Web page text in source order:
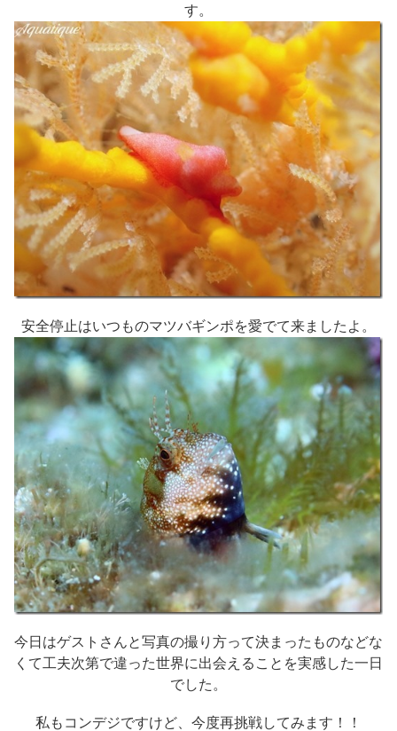
す。
安全停止はいつものマツバギンポを愛でて来ましたよ。
今日はゲストさんと写真の撮り方って決まったものなどな
くて工夫次第で違った世界に出会えることを実感した一日
でした。
私もコンデジですけど、今度再挑戦してみます！！